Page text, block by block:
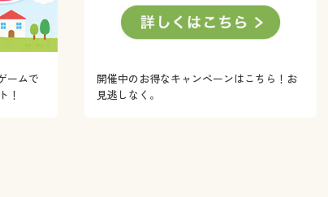
ームで
！
開催中のお得なキャンペーンはこちら！お
見逃しなく。